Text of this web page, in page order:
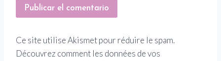
Ce site utilise Akismet pour réduire le spam.
Découvrez comment les données de vos